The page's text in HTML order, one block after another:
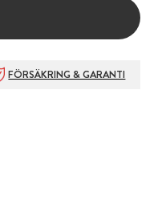
FÖRSÄKRING & GARANTI